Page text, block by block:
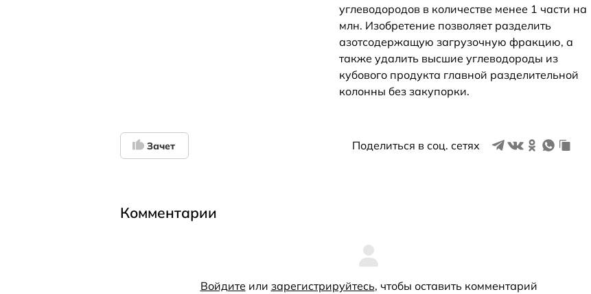
углеводородов в количестве менее 1 части на
млн. Изобретение позволяет разделить
азотсодержащую загрузочную фракцию, а
также удалить высшие углеводороды из
кубового продукта главной разделительной
колонны без закупорки.
Зачет Поделиться в соц. сетях
Комментарии
Войдите или зарегистрируйтесь, чтобы оставить комментарий